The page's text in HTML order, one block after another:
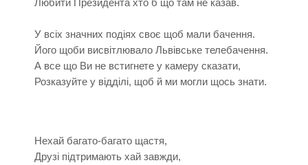
Любити Президента хто б що там не казав.
У всіх значних подіях своє щоб мали бачення.
Його щоби висвітлювало Львівське телебачення.
А все що Ви не встигнете у камеру сказати,
Розказуйте у відділі, щоб й ми могли щось знати.
Нехай багато-багато щастя,
Друзі підтримають хай завжди,